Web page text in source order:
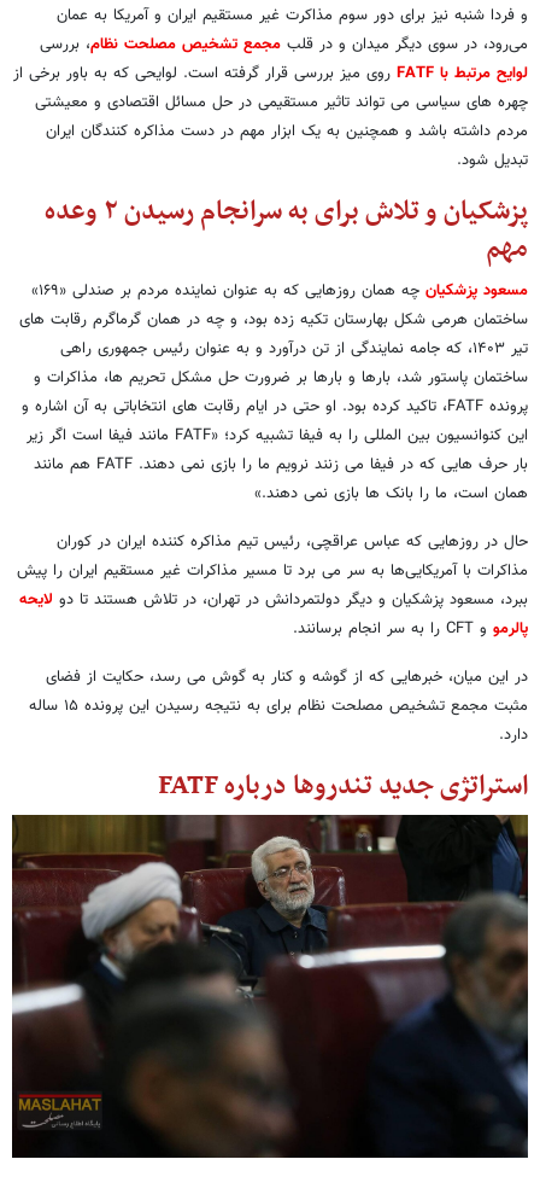
و فردا شنبه نیز برای دور سوم مذاکرت غیر مستقیم ایران و آمریکا به عمان
می‌رود، در سوی دیگر میدان و در قلب مجمع تشخیص مصلحت نظام، بررسی
لوایح مرتبط با FATF
روی میز بررسی قرار گرفته است. لوایحی که به باور برخی از
چهره های سیاسی می تواند تاثیر مستقیمی در حل مسائل اقتصادی و معیشتی
مردم داشته باشد و همچنین به یک ابزار مهم در دست مذاکره کنندگان ایران
تبدیل شود.
پزشکیان و تلاش برای به سرانجام رسیدن ۲ وعده
مهم
مسعود پزشکیان
چه همان روزهایی که به عنوان نماینده مردم بر صندلی «۱۶۹»
ساختمان هرمی شکل بهارستان تکیه زده بود، و چه در همان گرماگرم رقابت های
تیر ۱۴۰۳، که جامه نمایندگی از تن درآورد و به عنوان رئیس جمهوری راهی
ساختمان پاستور شد، بارها و بارها بر ضرورت حل مشکل تحریم ها، مذاکرات و
پرونده FATF، تاکید کرده بود. او حتی در ایام رقابت های انتخاباتی به آن اشاره و
این کنوانسیون بین المللی را به فیفا تشبیه کرد؛ «FATF مانند فیفا است اگر زیر
بار حرف هایی که در فیفا می زنند نرویم ما را بازی نمی دهند. FATF هم مانند
همان است، ما را بانک ها بازی نمی دهند.»
حال در روزهایی که عباس عراقچی، رئیس تیم مذاکره کننده ایران در کوران
مذاکرات با آمریکایی‌ها به سر می برد تا مسیر مذاکرات غیر مستقیم ایران را پیش
ببرد، مسعود پزشکیان و دیگر دولتمردانش در تهران، در تلاش هستند تا دو لایحه
پالرمو و CFT را به سر انجام برسانند.
در این میان، خبرهایی که از گوشه و کنار به گوش می رسد، حکایت از فضای
مثبت مجمع تشخیص مصلحت نظام برای به نتیجه رسیدن این پرونده ۱۵ ساله
دارد.
استراتژی جدید تندروها درباره FATF